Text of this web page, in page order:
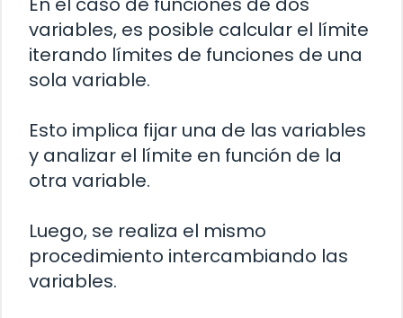
variables, es posible calcular el límite
iterando límites de funciones de una
sola variable.
Esto implica fijar una de las variables
y analizar el límite en función de la
otra variable.
Luego, se realiza el mismo
procedimiento intercambiando las
variables.